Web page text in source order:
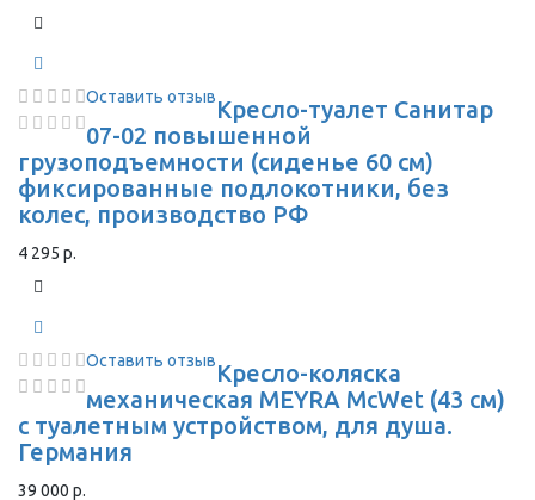
Оставить отзывКресло-туалет Санитар
07-02 повышенной
грузоподъемности (сиденье 60 см)
фиксированные подлокотники, без
колес, производство РФ
4 295 р.
Оставить отзывКресло-коляска
механическая MEYRA McWet (43 см)
с туалетным устройством, для душа.
Германия
39 000 р.